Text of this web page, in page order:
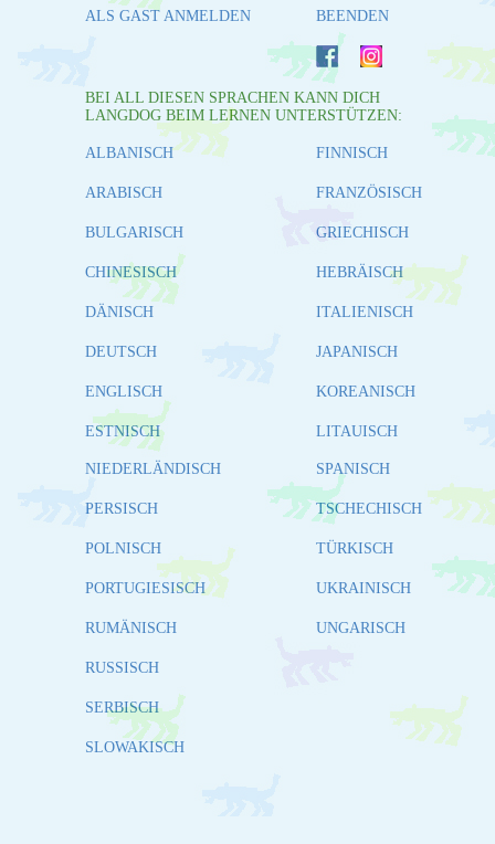
ALS GAST ANMELDEN BEENDEN
BEI ALL DIESEN SPRACHEN KANN DICH
LANGDOG BEIM LERNEN UNTERSTÜTZEN:
ALBANISCH
ARABISCH
BULGARISCH
CHINESISCH
DÄNISCH
DEUTSCH
ENGLISCH
ESTNISCH
FINNISCH
FRANZÖSISCH
GRIECHISCH
HEBRÄISCH
ITALIENISCH
JAPANISCH
KOREANISCH
LITAUISCH
NIEDERLÄNDISCH
PERSISCH
POLNISCH
PORTUGIESISCH
RUMÄNISCH
RUSSISCH
SERBISCH
SLOWAKISCH
SPANISCH
TSCHECHISCH
TÜRKISCH
UKRAINISCH
UNGARISCH